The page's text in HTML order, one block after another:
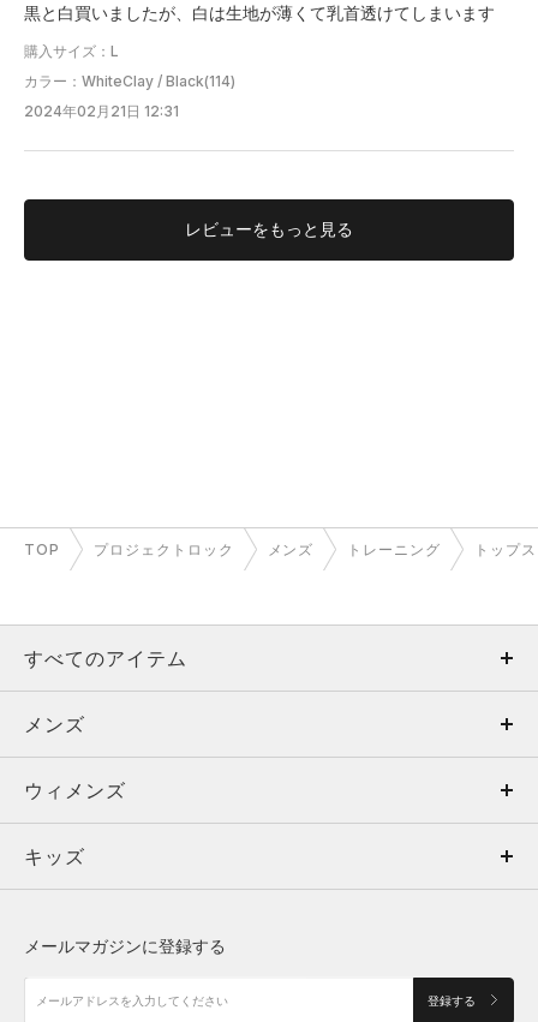
黒と白買いましたが、白は生地が薄くて乳首透けてしまいます
購入サイズ：L
カラー：WhiteClay / Black(114)
2024年02月21日 12:31
レビューをもっと見る
TOP プロジェクトロック メンズ トレーニング トップス
すべてのアイテム
メンズ
ウィメンズ
キッズ
アクセサリー
メンズ
トップス
ボトムス
アクセサリー
ウィメンズ
トップス
シューズ
キッズ
メールマガジンに登録する
登録する